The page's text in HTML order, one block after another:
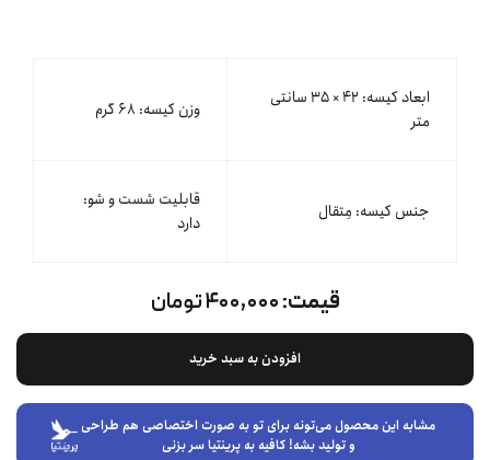
ابعاد کیسه: ۴۲ × ۳۵ سانتی
متر
وزن کیسه: ۶۸ گرم
جنس کیسه: مِتقال
قابلیت شست و شو:
دارد
قیمت:۴۰۰,۰۰۰ تومان
افزودن به سبد خرید
مشابه این محصول می‌تونه برای تو به صورت اختصاصی هم طراحی
و تولید بشه! کافیه به پرینتیا سر بزنی